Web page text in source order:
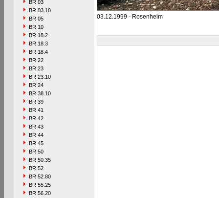
BR 03
BR 03.10
BR 05
BR 10
BR 18.2
BR 18.3
BR 18.4
BR 22
BR 23
BR 23.10
BR 24
BR 38.10
BR 39
BR 41
BR 42
BR 43
BR 44
BR 45
BR 50
BR 50.35
BR 52
BR 52.80
BR 55.25
BR 56.20
03.12.1999 - Rosenheim